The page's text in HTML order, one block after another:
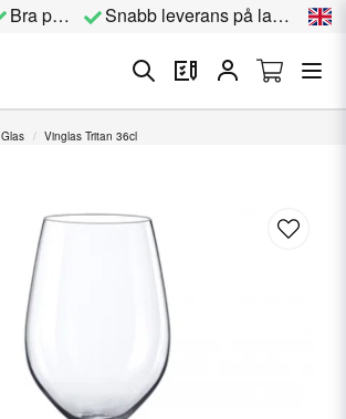
Bra priser Snabb leverans på lagervara
Glas Vinglas Tritan 36cl